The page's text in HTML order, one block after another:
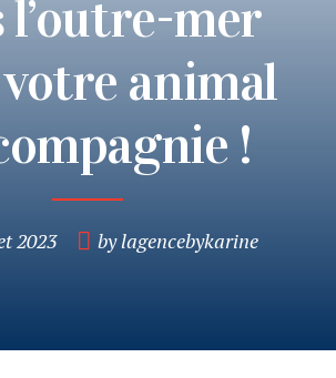
l’outre-mer
votre animal
!
2023 by lagencebykarine